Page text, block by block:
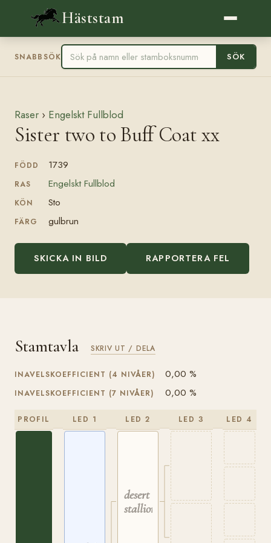
Häststam
SNABBSÖK SÖK
Raser › Engelskt Fullblod
Sister two to Buff Coat xx
FÖDD 1739
RAS Engelskt Fullblod
KÖN Sto
FÄRG gulbrun
SKICKA IN BILD RAPPORTERA FEL
Stamtavla SKRIV UT / DELA
INAVELSKOEFFICIENT (4 NIVÅER) 0,00 %
INAVELSKOEFFICIENT (7 NIVÅER) 0,00 %
PROFIL LED 1 LED 2
desert
stallion
LED 3 LED 4